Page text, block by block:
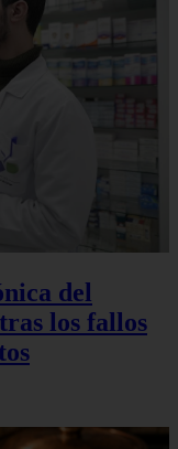
del
los fallos